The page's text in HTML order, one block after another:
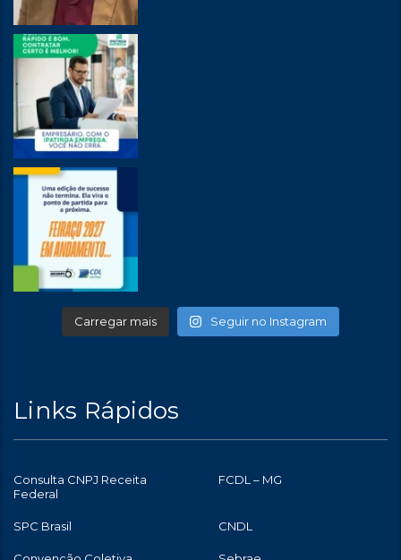
Carregar mais Seguir no Instagram
Links Rápidos
Consulta CNPJ Receita
Federal
FCDL – MG
SPC Brasil CNDL